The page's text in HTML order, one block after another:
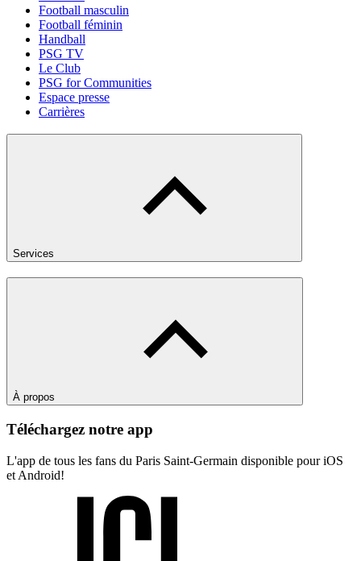
Football masculin
Football féminin
Handball
PSG TV
Le Club
PSG for Communities
Espace presse
Carrières
Services
À propos
Téléchargez notre app
L'app de tous les fans du Paris Saint-Germain disponible pour iOS
et Android!